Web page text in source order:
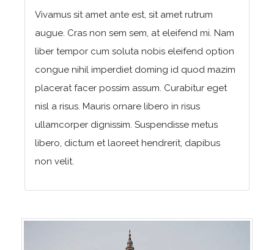
Vivamus sit amet ante est, sit amet rutrum
augue. Cras non sem sem, at eleifend mi. Nam
liber tempor cum soluta nobis eleifend option
congue nihil imperdiet doming id quod mazim
placerat facer possim assum. Curabitur eget
nisl a risus. Mauris ornare libero in risus
ullamcorper dignissim. Suspendisse metus
libero, dictum et laoreet hendrerit, dapibus
non velit.